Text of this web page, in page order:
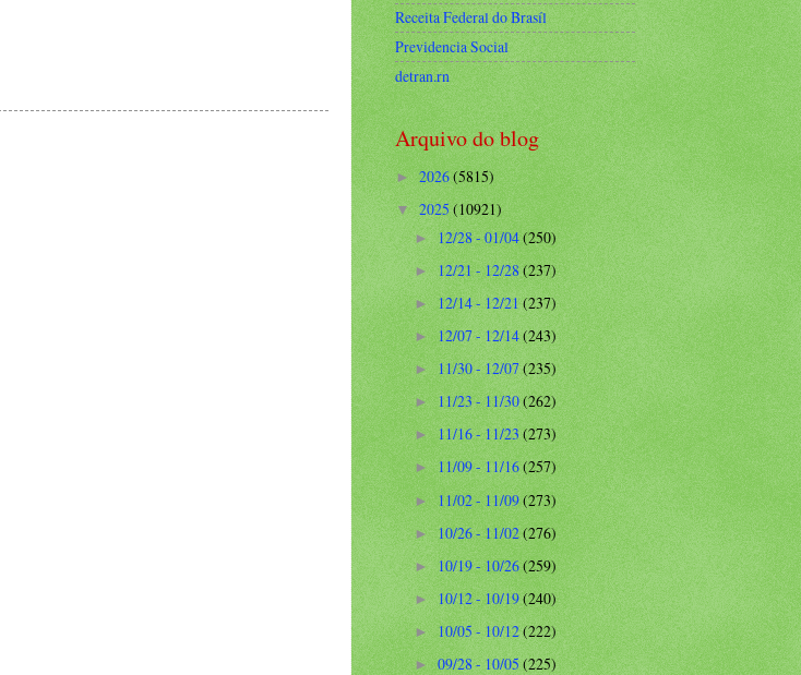
Receita Federal do Brasíl
Previdencia Social
detran.rn
Arquivo do blog
►2026(5815)
▼2025(10921)
►12/28 - 01/04(250)
►12/21 - 12/28(237)
►12/14 - 12/21(237)
►12/07 - 12/14(243)
►11/30 - 12/07(235)
►11/23 - 11/30(262)
►11/16 - 11/23(273)
►11/09 - 11/16(257)
►11/02 - 11/09(273)
►10/26 - 11/02(276)
►10/19 - 10/26(259)
►10/12 - 10/19(240)
►10/05 - 10/12(222)
►09/28 - 10/05(225)